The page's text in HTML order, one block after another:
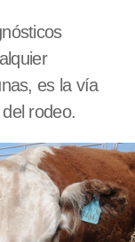
es la vía
rodeo.